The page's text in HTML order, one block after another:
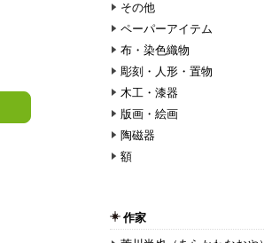
その他
ペーパーアイテム
布・染色織物
彫刻・人形・置物
木工・漆器
版画・絵画
陶磁器
額
作家